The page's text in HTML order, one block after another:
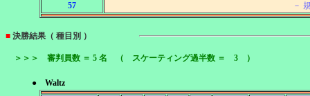
57
－
■ 決勝結果（ 種目別 ）
＞＞＞ 審判員数 ＝ 5 名 （ スケーティング過半数 ＝ 3 ）
● Waltz